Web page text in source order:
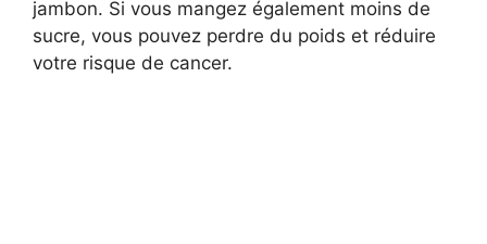
jambon. Si vous mangez également moins de
sucre, vous pouvez perdre du poids et réduire
votre risque de cancer.